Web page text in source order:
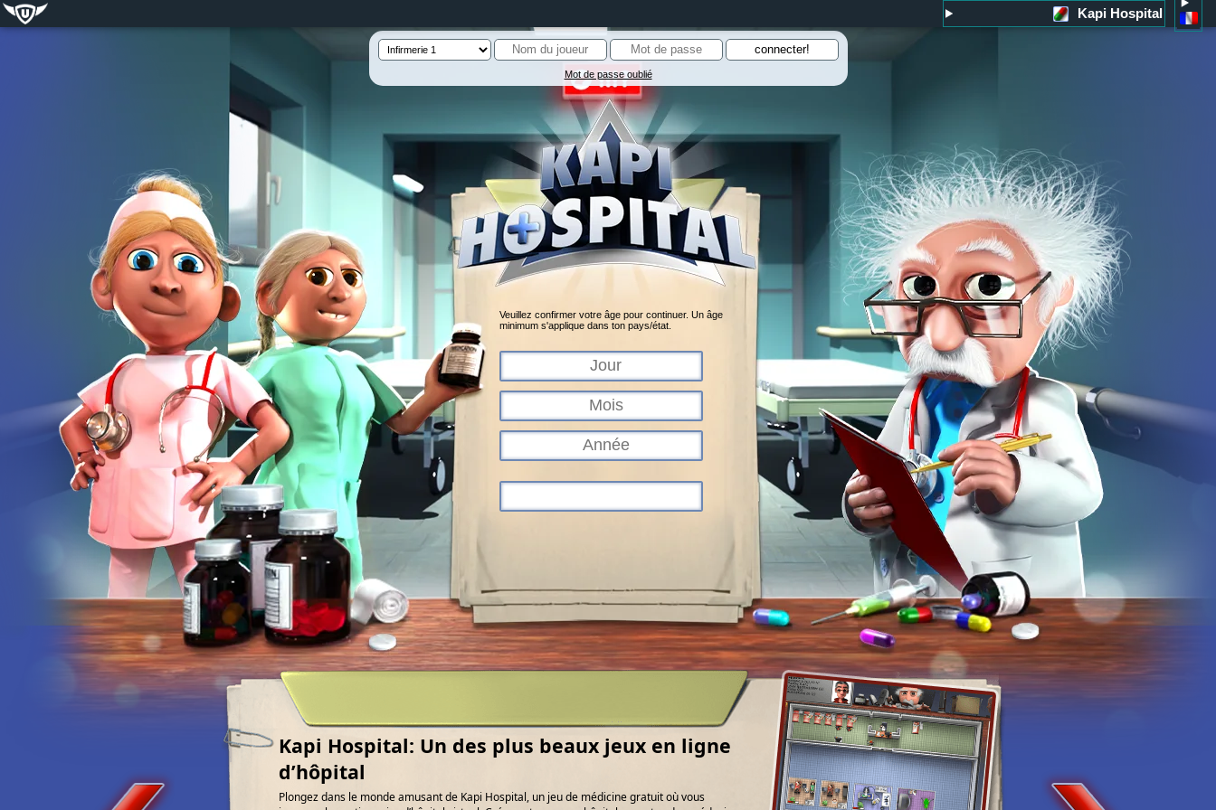
Kapi Hospital
Mot de passe oublié
Veuillez confirmer votre âge pour continuer. Un âge
minimum s'applique dans ton pays/état.
Kapi Hospital: Un des plus beaux jeux en ligne
d’hôpital
Plongez dans le monde amusant de Kapi Hospital, un jeu de médicine gratuit où vous